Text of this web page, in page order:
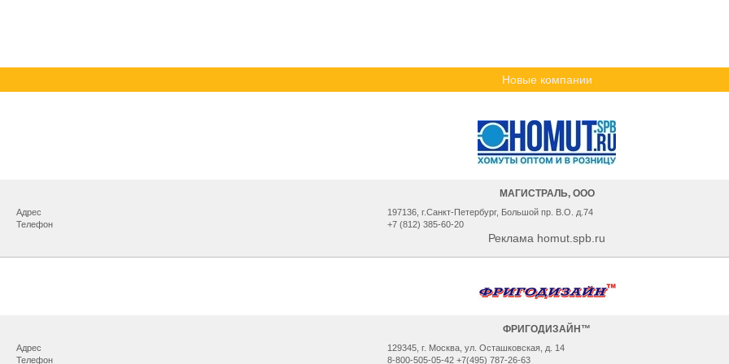
Новые компании
МАГИСТРАЛЬ, ООО
Адрес
197136, г.Санкт-Петербург, Большой пр. В.О. д.74
Телефон
+7 (812) 385-60-20
Реклама homut.spb.ru
ФРИГОДИЗАЙН™
Адрес
129345, г. Москва, ул. Осташковская, д. 14
Телефон
8-800-505-05-42 +7(495) 787-26-63